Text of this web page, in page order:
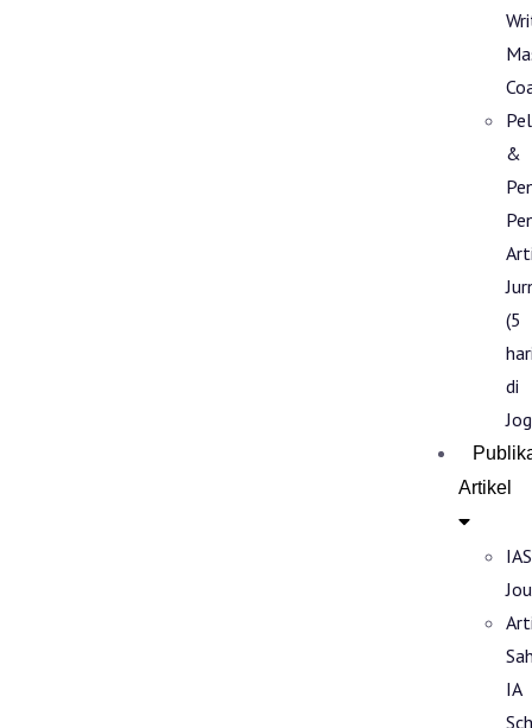
&
(5
di
Artikel
IAS
IA